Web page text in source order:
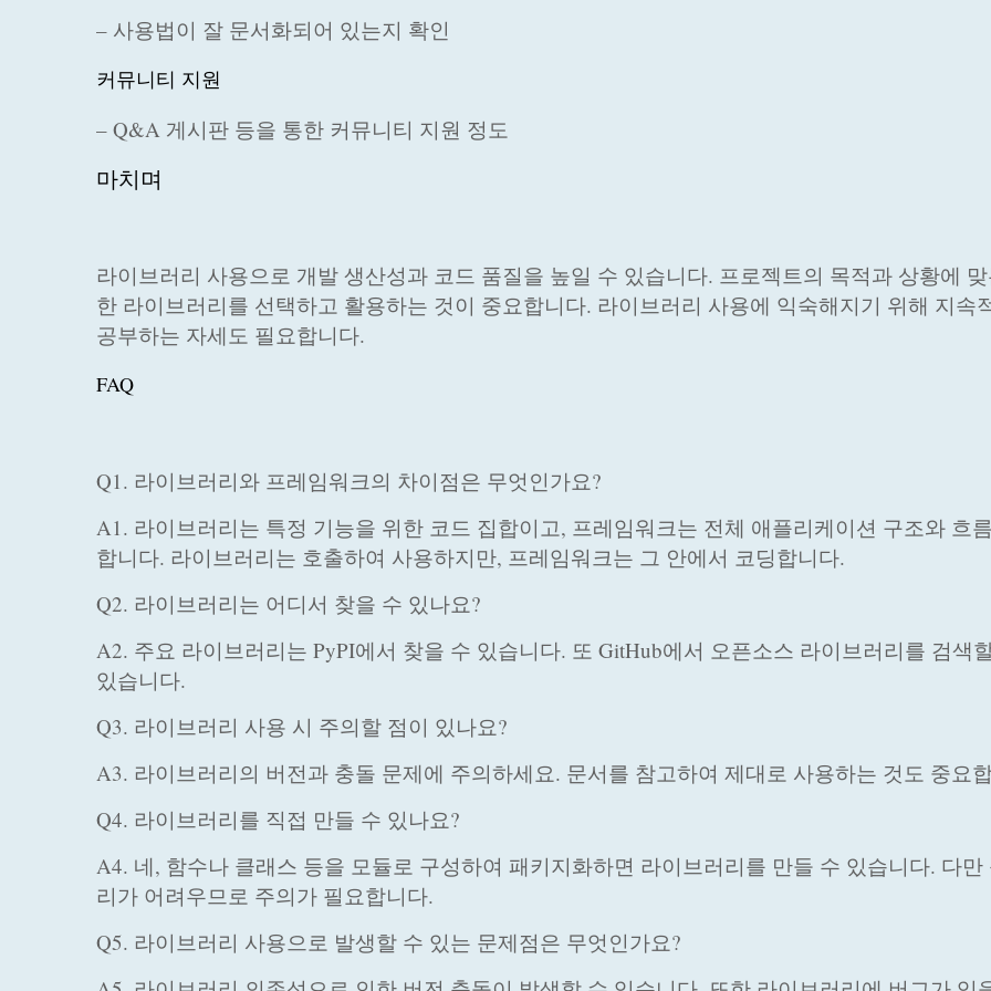
– 사용법이 잘 문서화되어 있는지 확인
커뮤니티 지원
– Q&A 게시판 등을 통한 커뮤니티 지원 정도
마치며
라이브러리 사용으로 개발 생산성과 코드 품질을 높일 수 있습니다. 프로젝트의 목적과 상황에 맞
한 라이브러리를 선택하고 활용하는 것이 중요합니다. 라이브러리 사용에 익숙해지기 위해 지속
공부하는 자세도 필요합니다.
FAQ
Q1. 라이브러리와 프레임워크의 차이점은 무엇인가요?
A1. 라이브러리는 특정 기능을 위한 코드 집합이고, 프레임워크는 전체 애플리케이션 구조와 흐
합니다. 라이브러리는 호출하여 사용하지만, 프레임워크는 그 안에서 코딩합니다.
Q2. 라이브러리는 어디서 찾을 수 있나요?
A2. 주요 라이브러리는 PyPI에서 찾을 수 있습니다. 또 GitHub에서 오픈소스 라이브러리를 검색
있습니다.
Q3. 라이브러리 사용 시 주의할 점이 있나요?
A3. 라이브러리의 버전과 충돌 문제에 주의하세요. 문서를 참고하여 제대로 사용하는 것도 중요
Q4. 라이브러리를 직접 만들 수 있나요?
A4. 네, 함수나 클래스 등을 모듈로 구성하여 패키지화하면 라이브러리를 만들 수 있습니다. 다만
리가 어려우므로 주의가 필요합니다.
Q5. 라이브러리 사용으로 발생할 수 있는 문제점은 무엇인가요?